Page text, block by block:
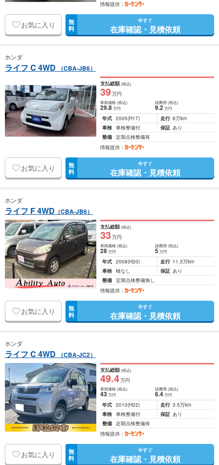
情報提供：
お気に入り 無
料
今すぐ
在庫確認・見積依頼
ホンダ
ライフ C 4WD （CBA-JB6）
支払総額(税込)
39万円
車両価格(税込)
29.8万円
諸費用 (税込)
9.2 万円
年式 2005(H17) 走行 8万km
車検 車検整備付 保証 あり
整備 定期点検整備有
情報提供：
お気に入り 無
料
今すぐ
在庫確認・見積依頼
ホンダ
ライフ F 4WD （CBA-JB6）
支払総額(税込)
33万円
車両価格(税込)
28万円
諸費用 (税込)
5 万円
年式 2008(H20) 走行 11.3万km
車検 検なし 保証 あり
整備 定期点検整備無し
情報提供：
お気に入り 無
料
今すぐ
在庫確認・見積依頼
ホンダ
ライフ C 4WD （CBA-JC2）
支払総額(税込)
49.4万円
車両価格(税込)
43万円
諸費用 (税込)
6.4 万円
年式 2010(H22) 走行 3.5万km
車検 車検整備付 保証 あり
整備 定期点検整備有
情報提供：
お気に入り 無
料
今すぐ
在庫確認・見積依頼